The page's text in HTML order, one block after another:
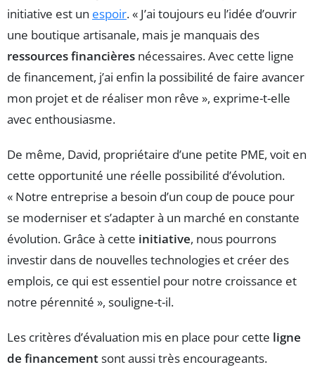
initiative est un espoir. « J’ai toujours eu l’idée d’ouvrir
une boutique artisanale, mais je manquais des
ressources financières nécessaires. Avec cette ligne
de financement, j’ai enfin la possibilité de faire avancer
mon projet et de réaliser mon rêve », exprime-t-elle
avec enthousiasme.
De même, David, propriétaire d’une petite PME, voit en
cette opportunité une réelle possibilité d’évolution.
« Notre entreprise a besoin d’un coup de pouce pour
se moderniser et s’adapter à un marché en constante
évolution. Grâce à cette initiative, nous pourrons
investir dans de nouvelles technologies et créer des
emplois, ce qui est essentiel pour notre croissance et
notre pérennité », souligne-t-il.
Les critères d’évaluation mis en place pour cette ligne
de financementsont aussi très encourageants.